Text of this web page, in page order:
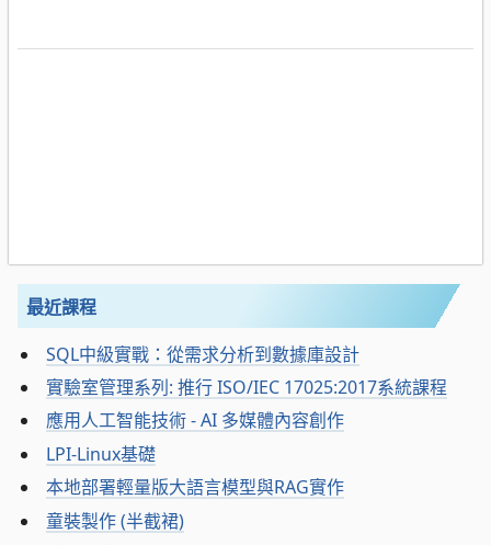
最近課程
SQL中級實戰：從需求分析到數據庫設計
實驗室管理系列: 推行 ISO/IEC 17025:2017系統課程
應用人工智能技術 - AI 多媒體內容創作
LPI-Linux基礎
本地部署輕量版大語言模型與RAG實作
童裝製作 (半截裙)